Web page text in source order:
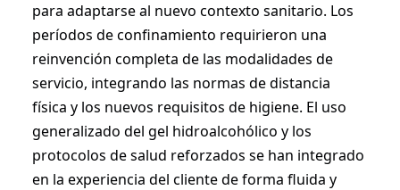
para adaptarse al nuevo contexto sanitario. Los
períodos de confinamiento requirieron una
reinvención completa de las modalidades de
servicio, integrando las normas de distancia
física y los nuevos requisitos de higiene. El uso
generalizado del gel hidroalcohólico y los
protocolos de salud reforzados se han integrado
en la experiencia del cliente de forma fluida y